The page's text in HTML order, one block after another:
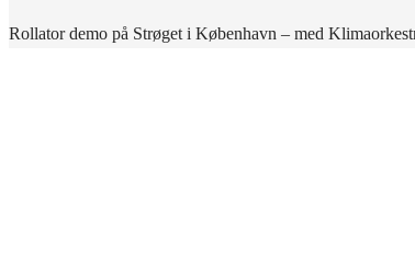
Rollator demo på Strøget i København – med